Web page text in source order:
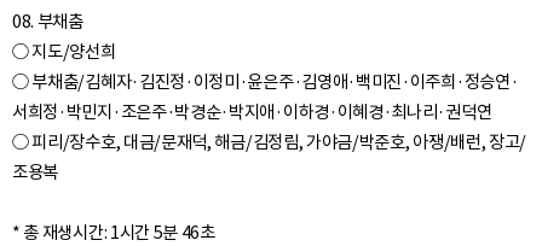
08. 부채춤
○ 지도/양선희
○ 부채춤/김혜자·김진정·이정미·윤은주·김영애·백미진·이주희·정승연·
서희정·박민지·조은주·박경순·박지애·이하경·이혜경·최나리·권덕연
○ 피리/장수호, 대금/문재덕, 해금/김정림, 가야금/박준호, 아쟁/배런, 장고/
조용복
* 총 재생시간: 1시간 5분 46초